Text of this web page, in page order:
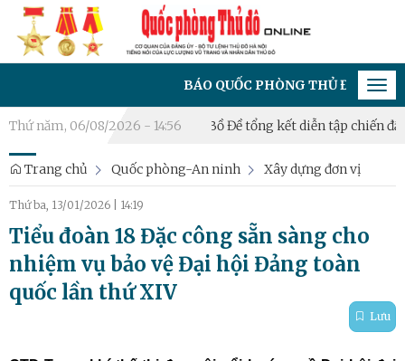
BÁO QUỐC PHÒNG THỦ ĐÔ - CƠ QUAN CỦA
Thứ năm, 06/08/2026 - 14:56
Việt Hưng, Long Biên, Bồ Đề tổng kết diễn tập chiến đấu phòng
Trang chủ Quốc phòng-An ninh Xây dựng đơn vị
Thứ ba, 13/01/2026 14:19
Tiểu đoàn 18 Đặc công sẵn sàng cho
nhiệm vụ bảo vệ Đại hội Đảng toàn
quốc lần thứ XIV
Lưu